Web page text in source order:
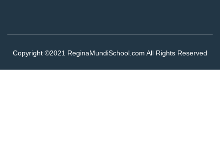
Copyright ©2021 ReginaMundiSchool.com All Rights Reserved